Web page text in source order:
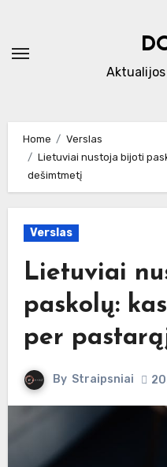
content
Home
Verslas
Lietuviai nustoja bijoti
dešimtmetį
Verslas
Lietuviai
paskolų:
per
By Straipsniai